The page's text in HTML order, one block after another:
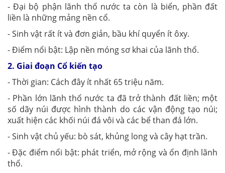
- Đại bộ phận lãnh thổ nước ta còn là biển, phần đất
liền là những mảng nền cổ.
- Sinh vật rất ít và đơn giản, bầu khí quyển ít ôxy.
- Điểm nổi bật: Lập nền móng sơ khai của lãnh thổ.
2. Giai đoạn Cổ kiến tạo
- Thời gian: Cách đây ít nhất 65 triệu năm.
- Phần lớn lãnh thổ nước ta đã trở thành đất liền; một
số dãy núi được hình thành do các vận động tạo núi;
xuất hiện các khối núi đá vôi và các bể than đá lớn.
- Sinh vật chủ yếu: bò sát, khủng long và cây hạt trần.
- Đặc điểm nổi bật: phát triển, mở rộng và ổn định lãnh
thổ.